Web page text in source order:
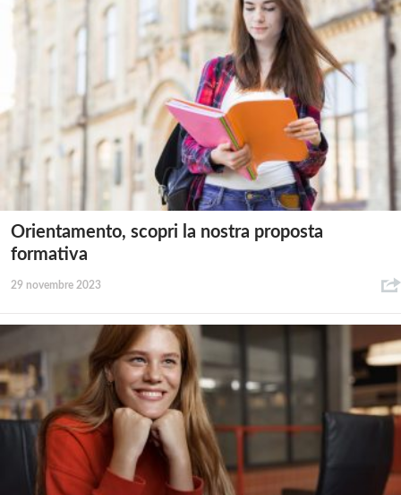
Orientamento, scopri la nostra proposta
formativa
29 novembre 2023